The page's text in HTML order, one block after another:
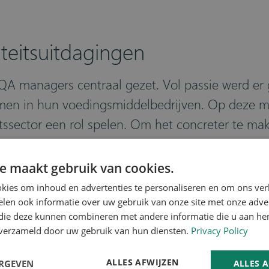
managers centraal gezet. Vol passie werd
in hun voedingsmiddelbedrijven. Op deze
een rol spelen. Om het concreter te
dringend is om het innovatieproces
voor de uitdagingen
stap in het innovatieproces gezet: het
in de eerste themasessie. Tijdens een
aan de benoemde uitdagingen
maakt gebruik van cookies.
om inhoud en advertenties te personaliseren en om ons
ook informatie over uw gebruik van onze site met onze
deze kunnen combineren met andere informatie die u aan
door uw gebruik van hun diensten. Privacy Policy
ALLES
ALLES AFWIJZEN